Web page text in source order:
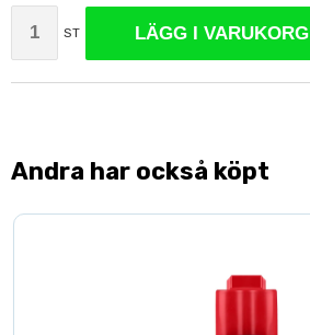
ST LÄGG I VARUKORG
Andra har också köpt